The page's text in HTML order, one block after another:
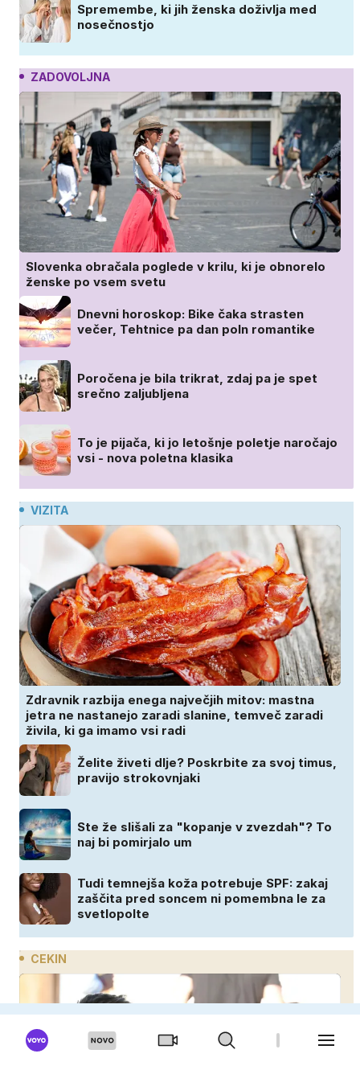
Spremembe, ki jih ženska doživlja med
nosečnostjo
ZADOVOLJNA
Slovenka obračala poglede v krilu, ki je obnorelo
ženske po vsem svetu
Dnevni horoskop: Bike čaka strasten
večer, Tehtnice pa dan poln romantike
Poročena je bila trikrat, zdaj pa je spet
srečno zaljubljena
To je pijača, ki jo letošnje poletje naročajo
vsi - nova poletna klasika
VIZITA
Zdravnik razbija enega največjih mitov: mastna
jetra ne nastanejo zaradi slanine, temveč zaradi
živila, ki ga imamo vsi radi
Želite živeti dlje? Poskrbite za svoj timus,
pravijo strokovnjaki
Ste že slišali za "kopanje v zvezdah"? To
naj bi pomirjalo um
Tudi temnejša koža potrebuje SPF: zakaj
zaščita pred soncem ni pomembna le za
svetlopolte
CEKIN